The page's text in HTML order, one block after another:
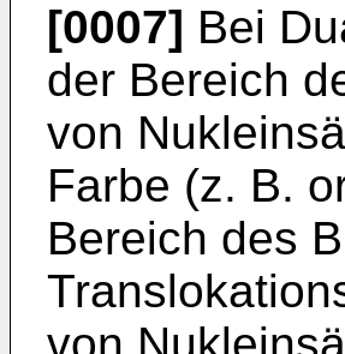
[0007] Bei
der Bereich
von
Farbe (z. B.
Bereich des